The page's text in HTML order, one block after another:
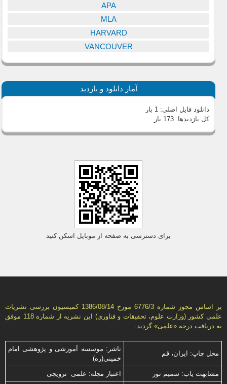
APA
MLA
HARVARD
VANCOUVER
آمار دانلود و بازدید
دانلود فایل اصلی: 1 بار
کل بازدیدها:173 بار
برای دسترسی به صفحه از موبایل اسکن کنید
بر اساس مجوز شماره 6776/3 مورخ 1386/08/14 كمیسیون بررسى نشریات
علمى كشور (وزارت علوم، تحقیقات و فناورى) این نشریه از شماره 118 موفق
به دریافت درجه «علمى» گردید.
محل چاپ: ایران، قم
ناشر: موسسه آموزشی و پژوهشی امام
خمینی(ره)
مشابهت ياب: سميم نور
اعتبار مجله: علمی ترویجی